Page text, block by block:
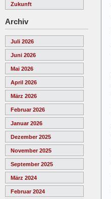
Zukunft
Archiv
Juli 2026
Juni 2026
Mai 2026
April 2026
März 2026
Februar 2026
Januar 2026
Dezember 2025
November 2025
September 2025
März 2024
Februar 2024